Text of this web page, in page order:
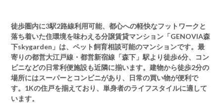
徒歩圏内に3駅2路線利用可能、都心への軽快なフットワークと
落ち着いた住環境を味わえる分譲賃貸マンション「GENOVIA森
下skygarden」は、ペット飼育相談可能のマンションです。最
寄りの都営大江戸線・都営新宿線「森下」駅より徒歩6分、コン
ビニなどの日常利便施設も近隣に揃います。建物から徒歩2分の
場所にはスーパーとコンビニがあり、日常の買い物が便利で
す。1Kの住戸を揃えており、単身者のライフスタイルに適して
います。